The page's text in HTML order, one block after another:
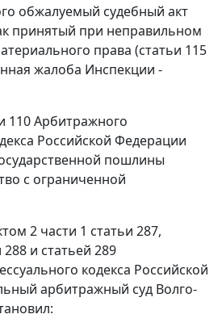
обжалуемый судебный акт
принятый при неправильном
права (статьи 115
жалоба Инспекции -
110Арбитражного
Российской Федерации
пошлины
с ограниченной
2 части 1 статьи 287,
288 и статьей 289
кодекса Российской
арбитражный суд Волго-